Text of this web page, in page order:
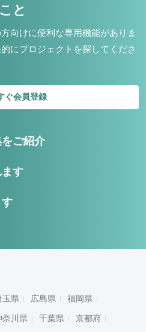
と
向けに便利な専用機能がありま
にプロジェクトを探してくださ
ぐ会員登録
ご紹介
す
玉県 広島県 福岡県
奈川県 千葉県 京都府